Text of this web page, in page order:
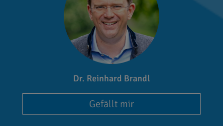
Dr. Reinhard Brandl
Gefällt mir